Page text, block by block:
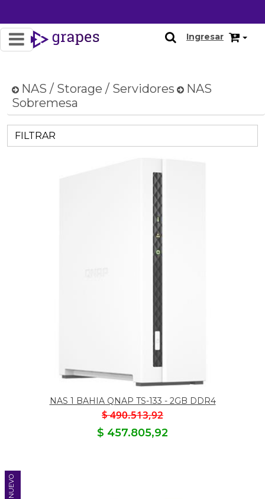
Ingresar
NAS / Storage / Servidores
NAS
Sobremesa
FILTRAR
NAS 1 BAHIA QNAP TS-133 - 2GB DDR4
$ 490.513,92
$ 457.805,92
NUEVO